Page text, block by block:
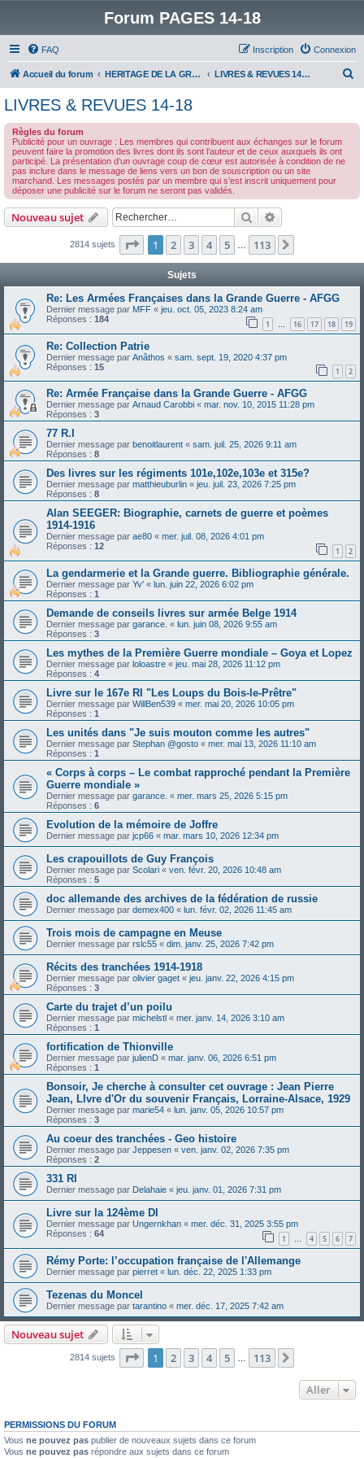
Forum PAGES 14-18
FAQ Connexion
Inscription
Accueil du forum HERITAGE DE LA GRANDE GUERRE : LIVRES & REVUES 14-18
LIVRES & REVUES 14-18
Règles du forum
Publicité pour un ouvrage : Les membres qui contribuent aux échanges sur le forum
peuvent faire la promotion des livres dont ils sont l’auteur et de ceux auxquels ils ont
participé. La présentation d’un ouvrage coup de cœur est autorisée à condition de ne
pas inclure dans le message de liens vers un bon de souscription ou un site
marchand. Les messages postés par un membre qui s’est inscrit uniquement pour
déposer une publicité sur le forum ne seront pas validés.
Nouveau sujet Rechercher
2814 sujets Page 1sur113
1 2 3 4 5 113
Sujets
Re: Les Armées Françaises dans la Grande Guerre - AFGG
Dernier message par MFF « jeu. oct. 05, 2023 8:24 am
Réponses : 184 1 … 16 17 18 19
Re: Collection Patrie
Dernier message par Anâthos « sam. sept. 19, 2020 4:37 pm
Réponses : 15 1 2
Re: Armée Française dans la Grande Guerre - AFGG
Dernier message par Arnaud Carobbi « mar. nov. 10, 2015 11:28 pm
Réponses : 3
77 R.I
Dernier message par benoitlaurent « sam. juil. 25, 2026 9:11 am
Réponses : 8
Des livres sur les régiments 101e,102e,103e et 315e?
Dernier message par matthieuburlin « jeu. juil. 23, 2026 7:25 pm
Réponses : 8
Alan SEEGER: Biographie, carnets de guerre et poèmes
1914-1916
Dernier message par ae80 « mer. juil. 08, 2026 4:01 pm
Réponses : 12 1 2
La gendarmerie et la Grande guerre. Bibliographie générale.
Dernier message par Yv' « lun. juin 22, 2026 6:02 pm
Réponses : 1
Demande de conseils livres sur armée Belge 1914
Dernier message par garance. « lun. juin 08, 2026 9:55 am
Réponses : 3
Les mythes de la Première Guerre mondiale – Goya et Lopez
Dernier message par loloastre « jeu. mai 28, 2026 11:12 pm
Réponses : 4
Livre sur le 167e RI "Les Loups du Bois-le-Prêtre"
Dernier message par WillBen539 « mer. mai 20, 2026 10:05 pm
Réponses : 1
Les unités dans "Je suis mouton comme les autres"
Dernier message par Stephan @gosto « mer. mai 13, 2026 11:10 am
Réponses : 1
« Corps à corps – Le combat rapproché pendant la Première
Guerre mondiale »
Dernier message par garance. « mer. mars 25, 2026 5:15 pm
Réponses : 6
Evolution de la mémoire de Joffre
Dernier message par jcp66 « mar. mars 10, 2026 12:34 pm
Les crapouillots de Guy François
Dernier message par Scolari « ven. févr. 20, 2026 10:48 am
Réponses : 5
doc allemande des archives de la fédération de russie
Dernier message par demex400 « lun. févr. 02, 2026 11:45 am
Trois mois de campagne en Meuse
Dernier message par rslc55 « dim. janv. 25, 2026 7:42 pm
Récits des tranchées 1914-1918
Dernier message par olivier gaget « jeu. janv. 22, 2026 4:15 pm
Réponses : 3
Carte du trajet d’un poilu
Dernier message par michelstl « mer. janv. 14, 2026 3:10 am
Réponses : 1
fortification de Thionville
Dernier message par julienD « mar. janv. 06, 2026 6:51 pm
Réponses : 1
Bonsoir, Je cherche à consulter cet ouvrage : Jean Pierre
Jean, LIvre d'Or du souvenir Français, Lorraine-Alsace, 1929
Dernier message par marie54 « lun. janv. 05, 2026 10:57 pm
Réponses : 3
Au coeur des tranchées - Geo histoire
Dernier message par Jeppesen « ven. janv. 02, 2026 7:35 pm
Réponses : 2
331 RI
Dernier message par Delahaie « jeu. janv. 01, 2026 7:31 pm
Livre sur la 124ème DI
Dernier message par Ungernkhan « mer. déc. 31, 2025 3:55 pm
Réponses : 64 1 … 4 5 6 7
Rémy Porte: l’occupation française de l'Allemange
Dernier message par pierret « lun. déc. 22, 2025 1:33 pm
Tezenas du Moncel
Dernier message par tarantino « mer. déc. 17, 2025 7:42 am
Nouveau sujet
2814 sujets Page 1sur113
1 2 3 4 5 113
Aller
PERMISSIONS DU FORUM
Vous ne pouvez pas publier de nouveaux sujets dans ce forum
Vous ne pouvez pas répondre aux sujets dans ce forum